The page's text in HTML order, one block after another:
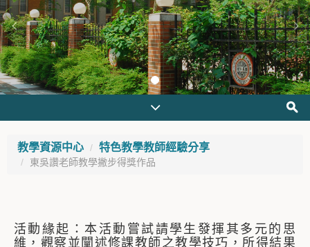
教學資源中心 特色教學教師經驗分享
東吳讚老師教學撇步得獎作品
活動緣起：本活動嘗試請學生發揮其多元的思
維，觀察並闡述修課教師之教學技巧，所得結果